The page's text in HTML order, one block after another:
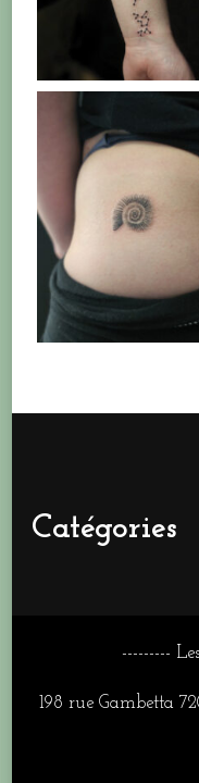
Catégories
---------
198 rue Gambetta